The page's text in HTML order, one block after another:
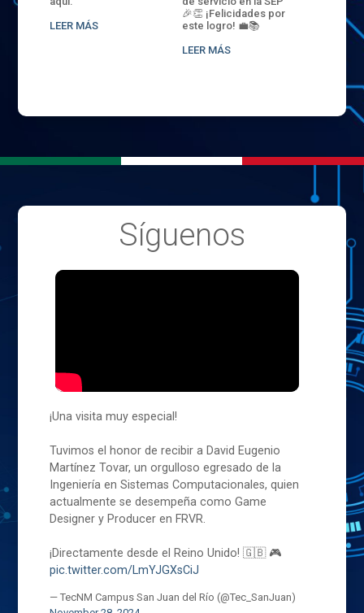
LEER MÁS
🎉👏 ¡Felicidades por
este logro! 💼📚
LEER MÁS
32 hombres
compiten. Somos
Síguenos
¡Una visita muy especial!
Tuvimos el honor de recibir a David Eugenio
Martínez Tovar, un orgulloso egresado de la
Ingeniería en Sistemas Computacionales, quien
actualmente se desempeña como Game
Designer y Producer en FRVR.
¡Directamente desde el Reino Unido! 🇬🇧 🎮
pic.twitter.com/LmYJGXsCiJ
— TecNM Campus San Juan del Río (@Tec_SanJuan)